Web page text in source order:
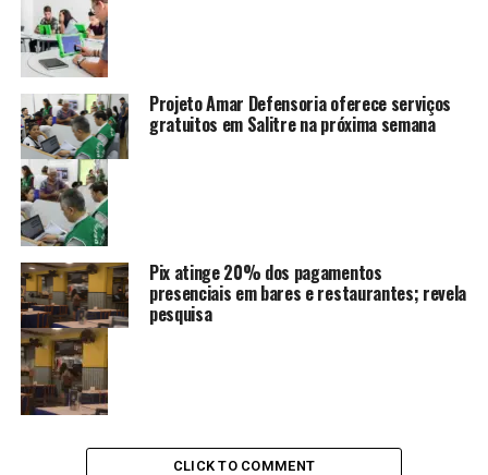
Projeto Amar Defensoria oferece serviços
gratuitos em Salitre na próxima semana
Pix atinge 20% dos pagamentos
presenciais em bares e restaurantes; revela
pesquisa
CLICK TO COMMENT